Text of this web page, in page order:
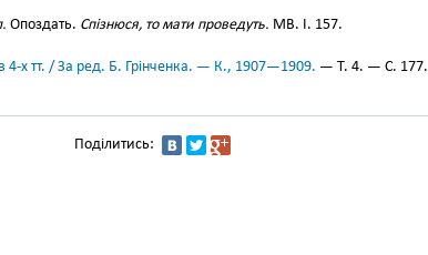
Опоздать. Спізнюся, то мати проведуть. МВ. І. 157.
4-х тт. / За ред. Б. Грінченка. — К., 1907—1909. — Т. 4. — С. 177.
Поділитись: